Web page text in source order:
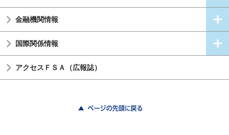
金融機関情報
国際関係情報
アクセスＦＳＡ（広報誌）